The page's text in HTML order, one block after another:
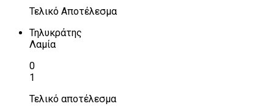
Τελικό Αποτέλεσμα
Τηλυκράτης
Λαμία
0
1
Τελικό αποτέλεσμα